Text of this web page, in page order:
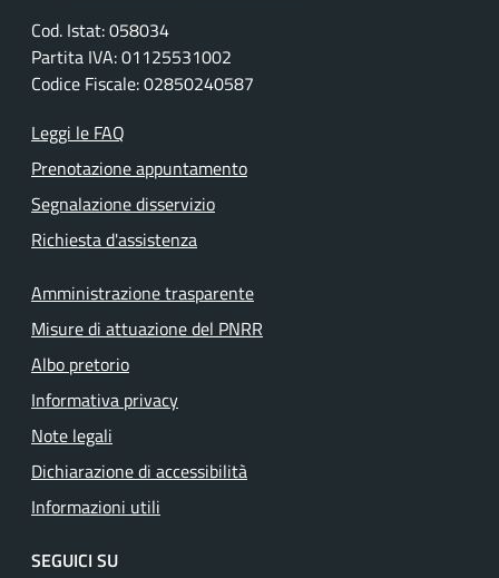
Cod. Istat: 058034
Partita IVA: 01125531002
Codice Fiscale: 02850240587
Leggi le FAQ
Prenotazione appuntamento
Segnalazione disservizio
Richiesta d'assistenza
Amministrazione trasparente
Misure di attuazione del PNRR
Albo pretorio
Informativa privacy
Note legali
Dichiarazione di accessibilità
Informazioni utili
SEGUICI SU